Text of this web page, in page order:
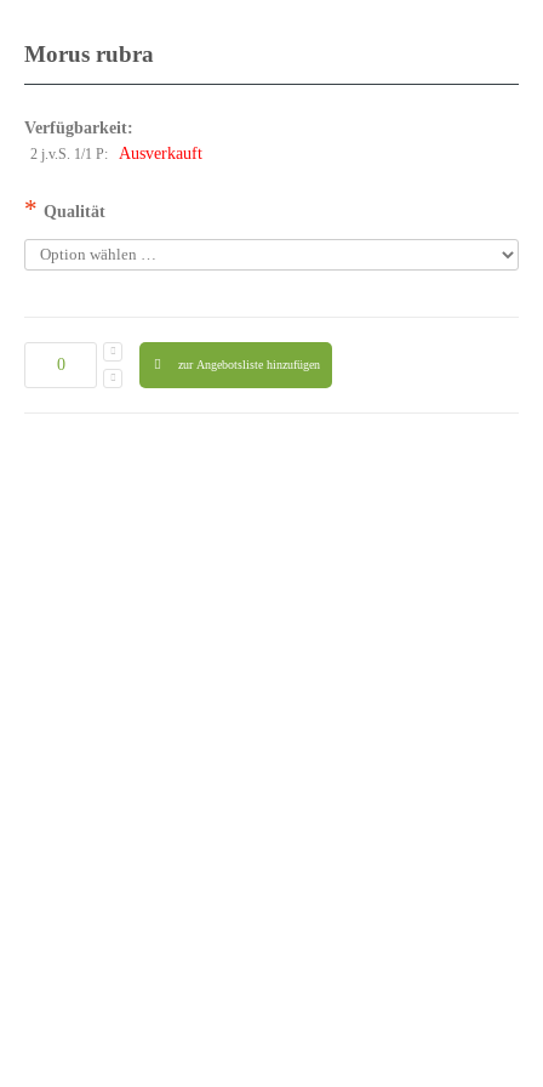
Morus rubra
Verfügbarkeit:
2 j.v.S. 1/1 P: Ausverkauft
* Qualität
zur Angebotsliste hinzufügen